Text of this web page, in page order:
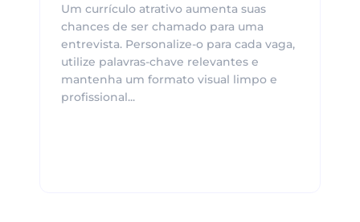
Um currículo atrativo aumenta suas
chances de ser chamado para uma
entrevista. Personalize-o para cada vaga,
utilize palavras-chave relevantes e
mantenha um formato visual limpo e
profissional...